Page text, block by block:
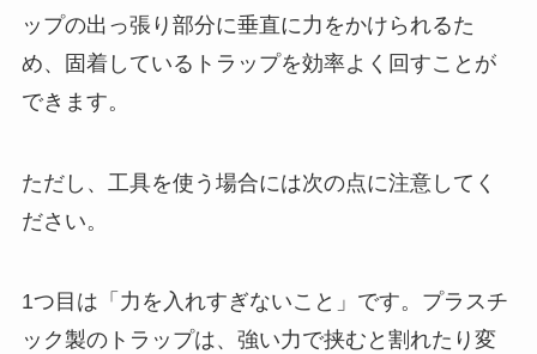
ップの出っ張り部分に垂直に力をかけられるた
め、固着しているトラップを効率よく回すことが
できます。
ただし、工具を使う場合には次の点に注意してく
ださい。
1つ目は「力を入れすぎないこと」です。プラスチ
ック製のトラップは、強い力で挟むと割れたり変